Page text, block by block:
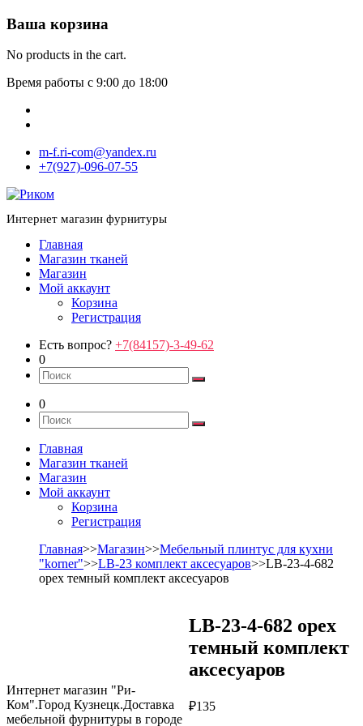
Ваша корзина
No products in the cart.
Время работы с 9:00 до 18:00
m-f.ri-com@yandex.ru
+7(927)-096-07-55
Интернет магазин фурнитуры
Главная
Магазин тканей
Магазин
Мой аккаунт
Корзина
Регистрация
Есть вопрос? +7(84157)-3-49-62
0
0
Главная
Магазин тканей
Магазин
Мой аккаунт
Корзина
Регистрация
Главная>>Магазин>>Мебельный плинтус для кухни
"korner">>LB-23 комплект аксесуаров>>LB-23-4-682
орех темный комплект аксесуаров
LB-23-4-682 орех
темный комплект
аксесуаров
₽135
Интернет магазин "Ри-
Ком".Город Кузнецк.Доставка
мебельной фурнитуры в городе